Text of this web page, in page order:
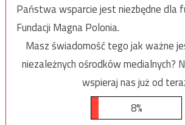
Państwa wsparcie jest niezbędne dla
Fundacji Magna Polonia.
Masz świadomość tego jak ważne
niezależnych ośrodków medialnych?
wspieraj nas już od
8%